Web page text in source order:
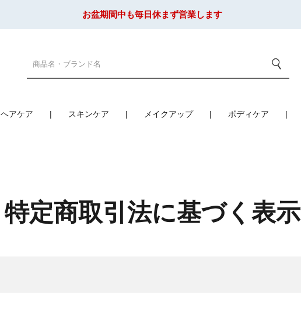
お盆期間中も毎日休まず営業します
ヘアケア スキンケア メイクアップ ボディケア
特定商取引法に基づく表示